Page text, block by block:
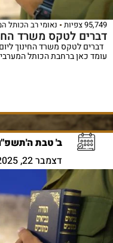
95,749 צפיות נאומי רב הכותל
דברים לטקס משרד
עומד כאן ברחבת הכותל
ב' טבת
דצמבר 22, 2025